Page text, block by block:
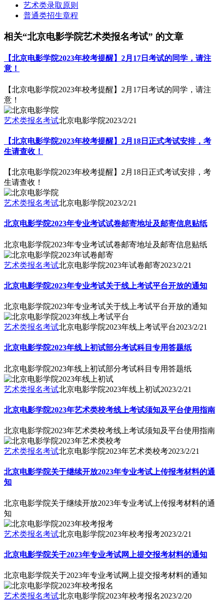
艺术类录取原则
普通类招生章程
相关“北京电影学院艺术类报名考试” 的文章
【北京电影学院2023年校考提醒】2月17日考试的同学，请注
意！
【北京电影学院2023年校考提醒】2月17日考试的同学，请注
意！
艺术类报名考试北京电影学院2023/2/21
【北京电影学院2023年校考提醒】2月18日正式考试安排，考
生请查收！
【北京电影学院2023年校考提醒】2月18日正式考试安排，考
生请查收！
艺术类报名考试北京电影学院2023/2/21
北京电影学院2023年专业考试试卷邮寄地址及邮寄信息贴纸
北京电影学院2023年专业考试试卷邮寄地址及邮寄信息贴纸
艺术类报名考试北京电影学院2023年试卷邮寄2023/2/21
北京电影学院2023年专业考试关于线上考试平台开放的通知
北京电影学院2023年专业考试关于线上考试平台开放的通知
艺术类报名考试北京电影学院2023年线上考试平台2023/2/21
北京电影学院2023年线上初试部分考试科目专用答题纸
北京电影学院2023年线上初试部分考试科目专用答题纸
艺术类报名考试北京电影学院2023年线上初试2023/2/21
北京电影学院2023年艺术类校考线上考试须知及平台使用指南
北京电影学院2023年艺术类校考线上考试须知及平台使用指南
艺术类报名考试北京电影学院2023年艺术类校考2023/2/21
北京电影学院关于继续开放2023年专业考试上传报考材料的通
知
北京电影学院关于继续开放2023年专业考试上传报考材料的通
知
艺术类报名考试北京电影学院2023年校考报考2023/2/21
北京电影学院关于2023年专业考试网上提交报考材料的通知
北京电影学院关于2023年专业考试网上提交报考材料的通知
艺术类报名考试北京电影学院2023年校考报名2023/2/20